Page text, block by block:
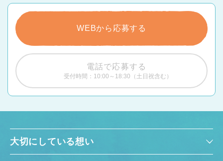
WEBから応募する
電話で応募する
受付時間：10:00～18:30（土日祝含む）
大切にしている想い